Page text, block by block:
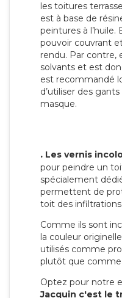
les toitures
est à base de
peintures à l’huile.
pouvoir couvrant
rendu. Par contre,
solvants et est
est recommandé
d’utiliser des
masque.
. Les vernis
pour peindre un
spécialement
permettent de
toit des infiltrations
Comme ils sont
la couleur
utilisés comme
plutôt que
Optez pour notre
Jacquin c'est le